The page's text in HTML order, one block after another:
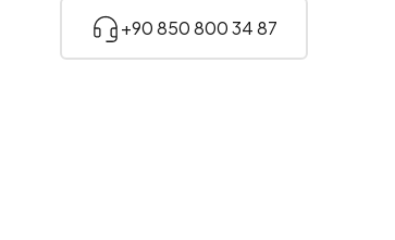
+90 850 800 34 87